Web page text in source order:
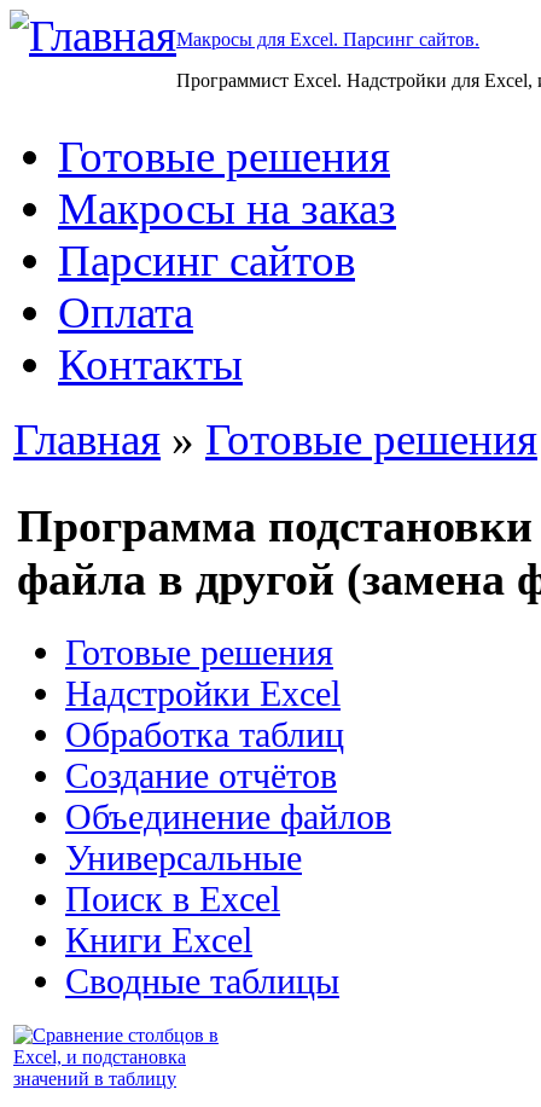
Макросы для Excel. Парсинг сайтов.
Программист Excel. Надстройки для Excel,
Готовые решения
Макросы на заказ
Парсинг сайтов
Оплата
Контакты
Главная » Готовые решения
Программа
файла в другой
Готовые решения
Надстройки Excel
Обработка таблиц
Создание отчётов
Объединение файлов
Универсальные
Поиск в Excel
Книги Excel
Сводные таблицы